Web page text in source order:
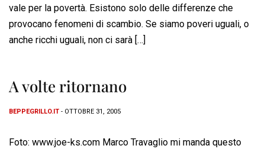
vale per la povertà. Esistono solo delle differenze che
provocano fenomeni di scambio. Se siamo poveri uguali, o
anche ricchi uguali, non ci sarà […]
A volte ritornano
BEPPEGRILLO.IT - OTTOBRE 31, 2005
Foto: www.joe-ks.com Marco Travaglio mi manda questo